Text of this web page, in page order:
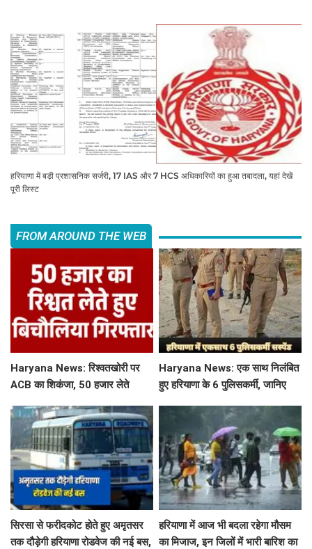
हरियाणा में बड़ी प्रशासनिक सर्जरी, 17 IAS और 7 HCS अधिकारियों का हुआ तबादला, यहां देखें
पूरी लिस्ट
FROM AROUND THE WEB
Haryana News: रिश्वतखोरी पर
ACB का शिकंजा, 50 हजार लेते
Haryana News: एक साथ निलंबित
हुए हरियाणा के 6 पुलिसकर्मी, जानिए
सिरसा से फरीदकोट होते हुए अमृतसर
तक दौड़ेगी हरियाणा रोडवेज की नई बस,
हरियाणा में आज भी बदला रहेगा मौसम
का मिजाज, इन जिलों में भारी बारिश का